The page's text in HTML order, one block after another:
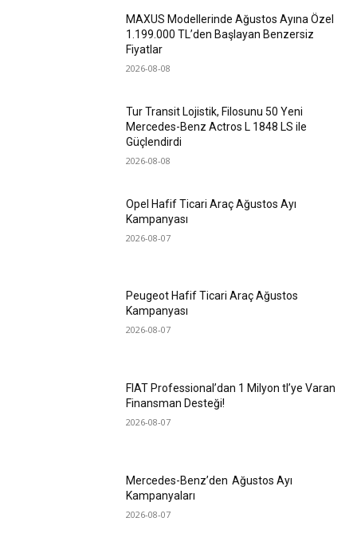
MAXUS Modellerinde Ağustos Ayına Özel
1.199.000 TL’den Başlayan Benzersiz
Fiyatlar
2026-08-08
Tur Transit Lojistik, Filosunu 50 Yeni
Mercedes-Benz Actros L 1848 LS ile
Güçlendirdi
2026-08-08
Opel Hafif Ticari Araç Ağustos Ayı
Kampanyası
2026-08-07
Peugeot Hafif Ticari Araç Ağustos
Kampanyası
2026-08-07
FIAT Professional’dan 1 Milyon tl’ye Varan
Finansman Desteği!
2026-08-07
Mercedes-Benz’den Ağustos Ayı
Kampanyaları
2026-08-07